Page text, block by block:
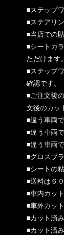
■ステップ
■ステアリ
■当店での
■シートカ
ただけます。
■ステップ
確認です。
■ご注文後
文後のカッ
■違う車両
■違う車両
■違う車両
■グロスブ
■シートの
■送料は６
■車内カッ
■車外カッ
■カット済
■カット済